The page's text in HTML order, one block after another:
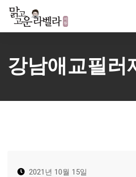
Skip
content
강남애교필러
2021년 10월 15일